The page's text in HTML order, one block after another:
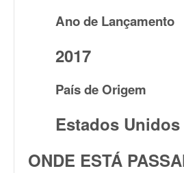
Ano de Lançamento
2017
País de Origem
Estados Unidos
ONDE ESTÁ